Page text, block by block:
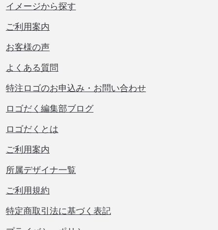
イメージから探す
ご利用案内
お客様の声
よくある質問
特注ロゴのお申込み・お問い合わせ
ロゴだく編集部ブログ
ロゴだくとは
ご利用案内
所属デザイナ一覧
ご利用規約
特定商取引法に基づく表記